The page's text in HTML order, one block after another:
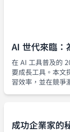
AI 世代來臨：
在 AI 工具普及的
要成長工具。本文
習效率，並在競爭
成功企業家的